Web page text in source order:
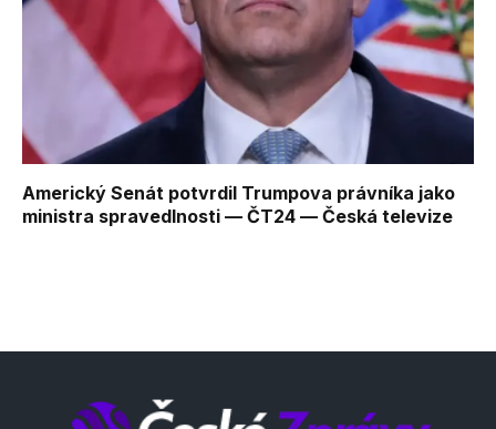
Americký Senát potvrdil Trumpova právníka jako
ministra spravedlnosti — ČT24 — Česká televize